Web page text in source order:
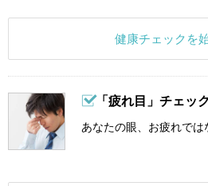
健康チェックを
「疲れ目」チェック
あなたの眼、お疲れでは